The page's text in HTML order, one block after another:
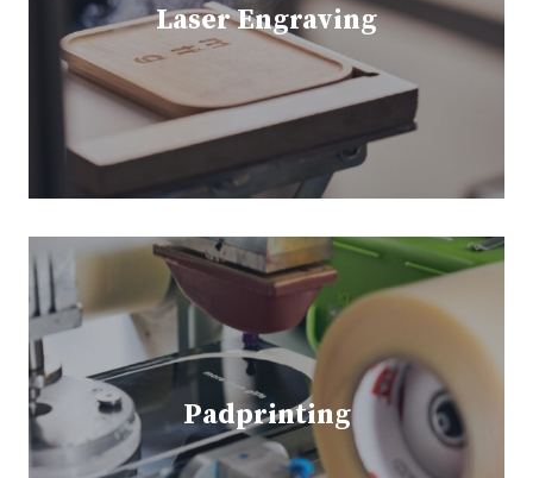
Laser Engraving
Padprinting